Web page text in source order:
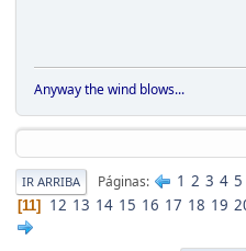
Anyway the wind blows...
IR ARRIBA Páginas 1 2 3 4 5
11 12 13 14 15 16 17 18 19